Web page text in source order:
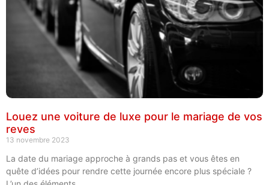
Louez une voiture de luxe pour le mariage de vos
reves
13 novembre 2023
La date du mariage approche à grands pas et vous êtes en
quête d’idées pour rendre cette journée encore plus spéciale ?